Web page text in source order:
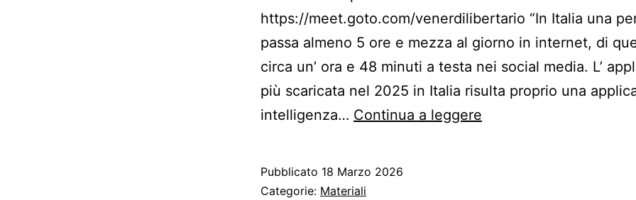
https://meet.goto.com/venerdilibertario “In Italia una
passa almeno 5 ore e mezza al giorno in internet, di
circa un’ ora e 48 minuti a testa nei social media. L’
più scaricata nel 2025 in Italia risulta proprio una
intelligenza… Continua a leggere
Pubblicato 18 Marzo 2026
Categorie: Materiali